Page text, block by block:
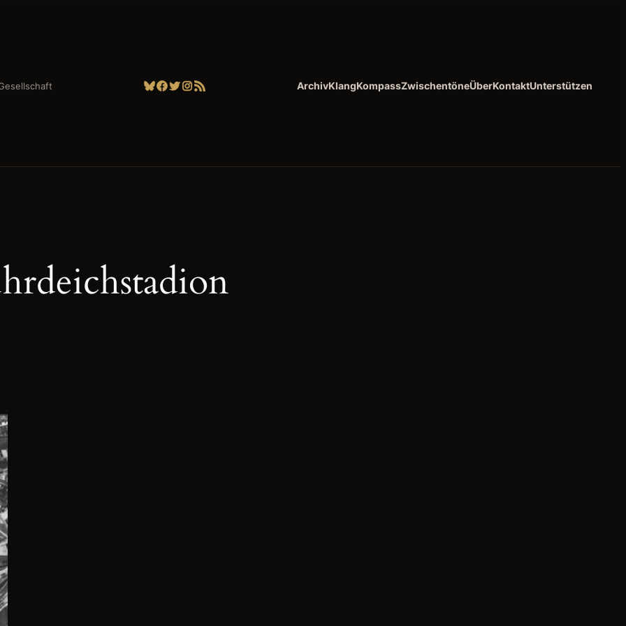
Bluesky
Facebook
Twitter
Instagram
RSS-Feed ArchivKlangKompassZwischentöneÜberKontaktUnterstützen